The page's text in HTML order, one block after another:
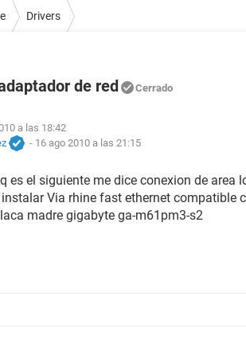
Drivers
de red Cerrado
a las 18:42
- 16 ago 2010 a las 21:15
es el siguiente me dice conexion de area
Via rhine fast ethernet compatible
madre gigabyte ga-m61pm3-s2